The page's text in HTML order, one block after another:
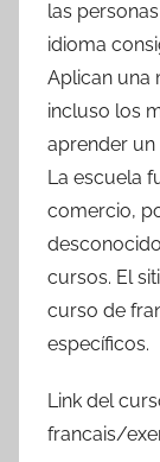
las
idioma
Aplican una
incluso los
aprender un
La escuela
comercio,
cursos. El
curso de
específicos.
Link del
francais/